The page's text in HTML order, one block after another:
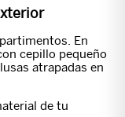
En
cepillo pequeño
atrapadas en
de tu